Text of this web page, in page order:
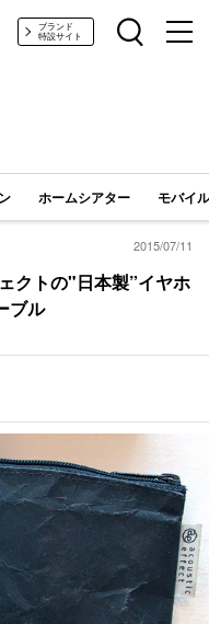
ットブランド
特設サイト
ホームシアター モバイ
2015/07/11
クトの"日本製”イヤホ
ブル